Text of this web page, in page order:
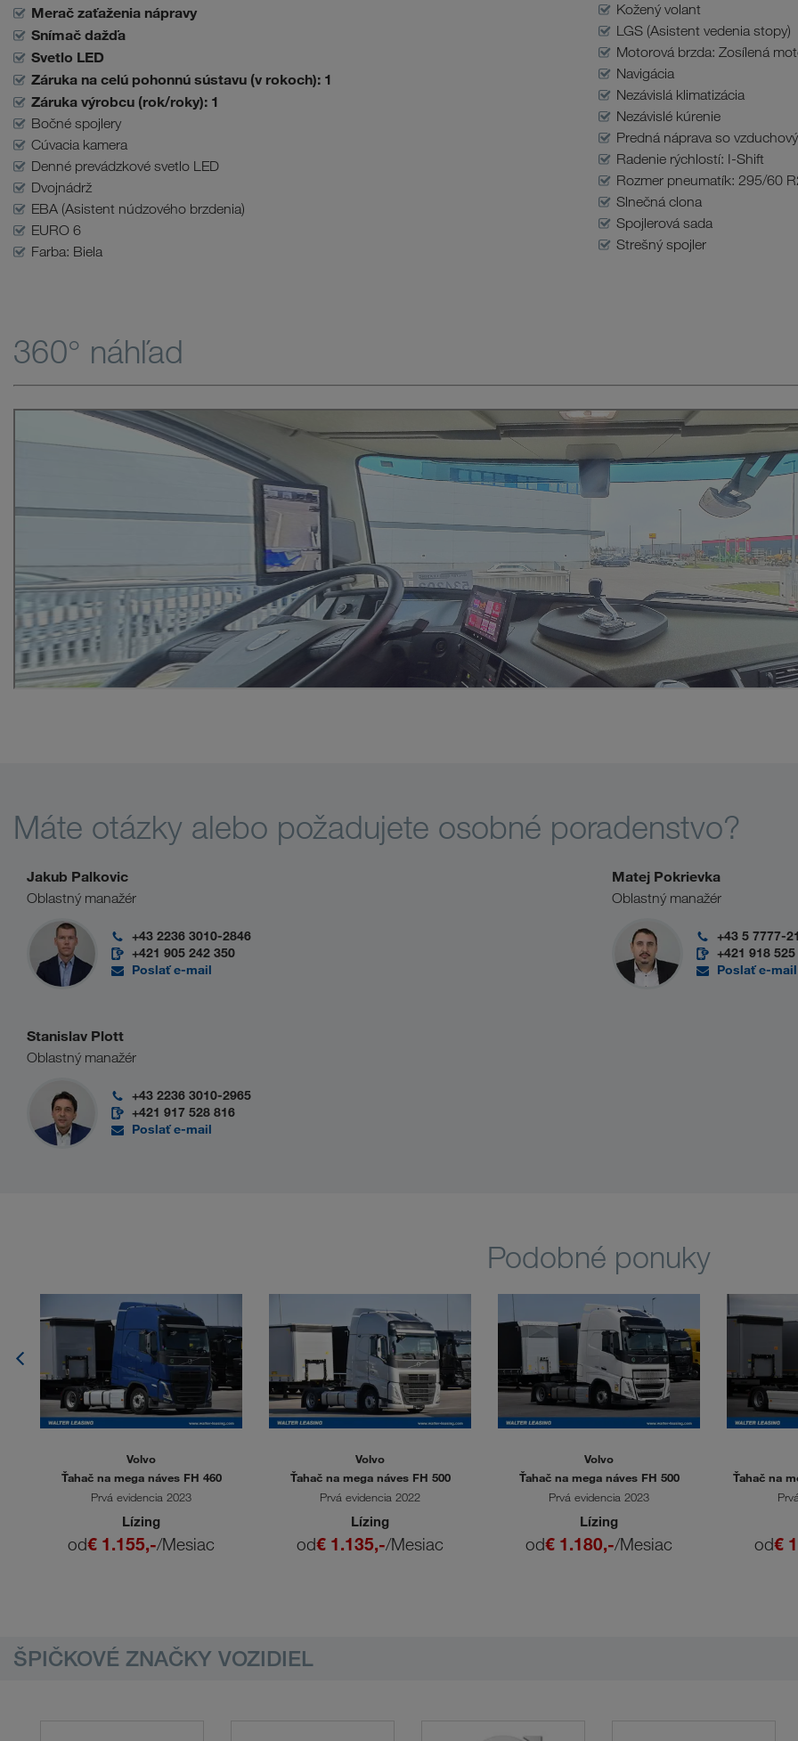
Merač zaťaženia nápravy
Snímač dažďa
Svetlo LED
Záruka na celú pohonnú sústavu (v rokoch): 1
Záruka výrobcu (rok/roky): 1
Bočné spojlery
Cúvacia kamera
Denné prevádzkové svetlo LED
Dvojnádrž
EBA (Asistent núdzového brzdenia)
EURO 6
Farba: Biela
Kožený volant
LGS (Asistent vedenia stopy)
Motorová brzda: Zosílená
Navigácia
Nezávislá klimatizácia
Nezávislé kúrenie
Predná náprava so
Radenie rýchlostí: I-Shift
Rozmer pneumatík: 295/60
Slnečná clona
Spojlerová sada
Strešný spojler
360° náhľad
Máte otázky alebo požadujete osobné poradenstvo?
Jakub Palkovic
Oblastný manažér
+43 2236 3010-2846
+421 905 242 350
Poslať e-mail
Matej Pokrievka
Oblastný manažér
+43 5 7777-
+421 918
Poslať e-mail
Stanislav Plott
Oblastný manažér
+43 2236 3010-2965
+421 917 528 816
Poslať e-mail
Podobné ponuky
Volvo
Ťahač na mega náves FH 460
Prvá evidencia 2023
Lízing
od€ 1.155,-/Mesiac
Volvo
Ťahač na mega náves FH 500
Prvá evidencia 2022
Lízing
od€ 1.135,-/Mesiac
Volvo
Ťahač na mega náves FH 500
Prvá evidencia 2023
Lízing
od€ 1.180,-/Mesiac
Ťahač na
od€
ŠPIČKOVÉ ZNAČKY VOZIDIEL